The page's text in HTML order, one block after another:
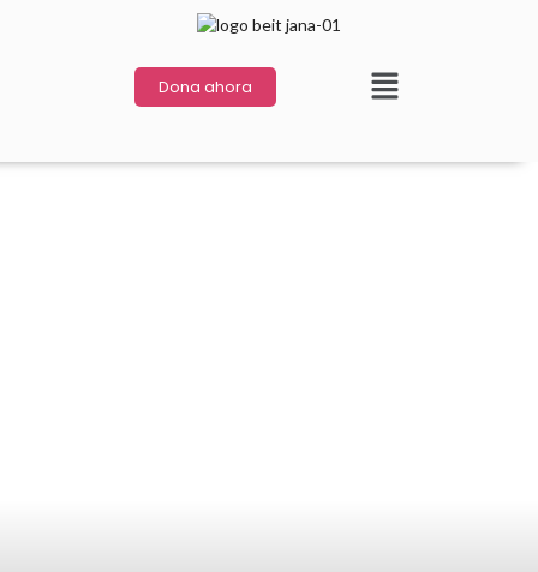
Dona ahora